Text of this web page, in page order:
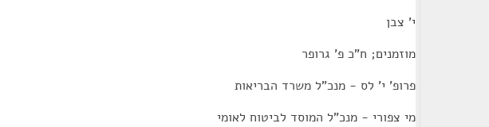
י' צבן
מוזמנים; ח"כ פ' גרופר
פרופ' י' לס - מנכ"ל משרד הבריאות
מי צפורי - מנכ"ל המוסד לביטוח לאומי